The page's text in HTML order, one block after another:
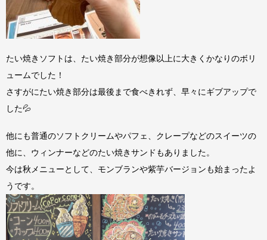
たい焼きソフトは、たい焼き部分が想像以上に大きくかなりのボリ
ュームでした！
さすがにたい焼き部分は最後まで食べきれず、早々にギブアップで
した💦
他にも普通のソフトクリームやパフェ、クレープなどのスイーツの
他に、ウィンナーなどのたい焼きサンドもありました。
今は秋メニューとして、モンブランや紫芋バージョンも始まったよ
うです。